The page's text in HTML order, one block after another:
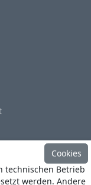
Cookies
technischen Betrieb
werden. Andere